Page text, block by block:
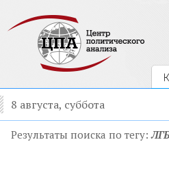
8 августа, суббота
Результаты поиска по тегу: